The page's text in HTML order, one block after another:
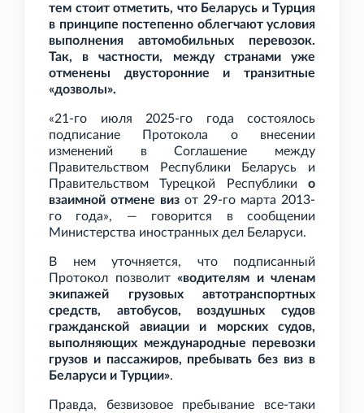
тем стоит отметить, что Беларусь и Турция
в принципе постепенно облегчают условия
выполнения автомобильных перевозок.
Так, в частности, между странами уже
отменены двусторонние и транзитные
«дозволы».
«21-го июля 2025-го года состоялось
подписание Протокола о внесении
изменений в Соглашение между
Правительством Республики Беларусь и
Правительством Турецкой Республики о
взаимной отмене виз от 29-го марта 2013-
го года», — говорится в сообщении
Министерства иностранных дел Беларуси.
В нем уточняется, что подписанный
Протокол позволит «водителям и членам
экипажей грузовых автотранспортных
средств, автобусов, воздушных судов
гражданской авиации и морских судов,
выполняющих международные перевозки
грузов и пассажиров, пребывать без виз в
Беларуси и Турции».
Правда, безвизовое пребывание все-таки